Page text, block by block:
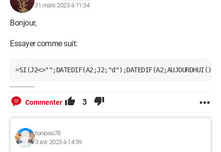
31 mars 2023 à 11:34
Bonjour,
Essayer comme suit:
Commenter 3
toniooo78
3 avr. 2023 à 14:59